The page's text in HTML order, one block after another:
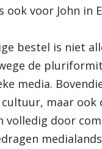
ook voor John in
bestel is niet
de
media.
maar ook
volledig door